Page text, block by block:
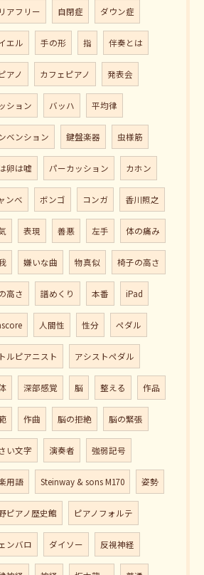
アフリー 自閉症 ダウン症
エル 手の形 指 伴奏とは
アノ カフェピアノ 発表会
ション バッハ 平均律
ベンション 鍵盤楽器 虫様筋
卵は嘘 パーカッション カホン
ンべ ボンゴ コンガ 香川照之
表現 善悪 左手 体の痛み
嫌いな曲 物真似 椅子の高さ
高さ 譜めくり 本番 iPad
人間性 性分 ペダル
ルピアニスト アシストペダル
深部感覚 脳 整える 作品
作曲 脳の拒絶 脳の緊張
い文字 演奏者 強弱記号
用語 Steinway & sons M170 姿勢
ピアノ歴史館 ピアノフォルテ
ンバロ ダイソー 反視神経